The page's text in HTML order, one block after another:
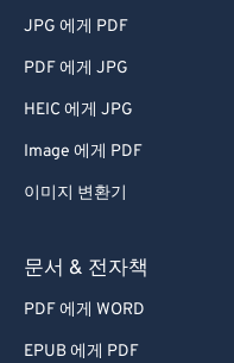
JPG 에게 PDF
PDF 에게 JPG
HEIC 에게 JPG
Image 에게 PDF
이미지 변환기
문서 & 전자책
PDF 에게 WORD
EPUB 에게 PDF